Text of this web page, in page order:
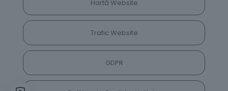
Hartă Website
Trafic Website
GDPR